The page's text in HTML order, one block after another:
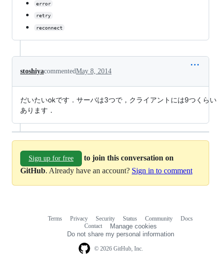
error
retry
reconnect
stoshiyacommentedMay 8, 2014
だいたいokです．サーバは3つで，クライアントには9つくらい
あります．
Sign up for free
to join this conversation on
GitHub. Already have an account? Sign in to comment
© 2026 GitHub, Inc.
Terms Privacy Security Status Community
Docs
Contact
Manage cookies
Do not share my personal information